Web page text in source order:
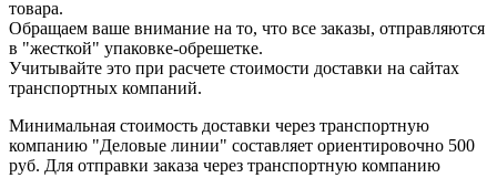
товара.
Обращаем ваше внимание на то, что все заказы, отправляются
в "жесткой" упаковке-обрешетке.
Учитывайте это при расчете стоимости доставки на сайтах
транспортных компаний.
Минимальная стоимость доставки через транспортную
компанию "Деловые линии" составляет ориентировочно 500
руб. Для отправки заказа через транспортную компанию